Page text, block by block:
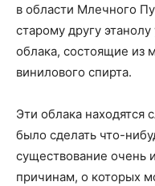
в области Млечного
старому другу
облака, состоящие из
винилового спирта.
Эти облака
было сделать что-
существование очень
причинам, о которых